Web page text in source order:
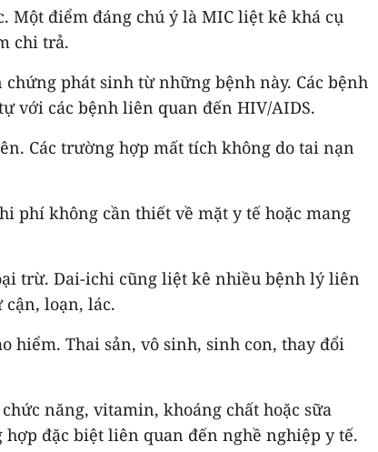
Một điểm đáng chú ý là MIC liệt kê khá cụ
chi trả.
phát sinh từ những bệnh này. Các bệnh
với các bệnh liên quan đến HIV/AIDS.
Các trường hợp mất tích không do tai nạn
phí không cần thiết về mặt y tế hoặc mang
trừ. Dai-ichi cũng liệt kê nhiều bệnh lý liên
cận, loạn, lác.
hiểm. Thai sản, vô sinh, sinh con, thay đổi
năng, vitamin, khoáng chất hoặc sữa
đặc biệt liên quan đến nghề nghiệp y tế.